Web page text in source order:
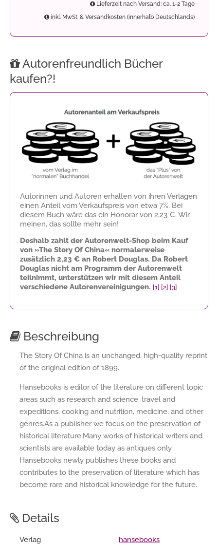
Lieferzeit nach Versand: ca. 1-2 Tage
inkl. MwSt. & Versandkosten (innerhalb Deutschlands)
Autorenfreundlich Bücher
kaufen?!
Autorinnen und Autoren erhalten von ihren Verlagen
einen Anteil vom Verkaufspreis von etwa 7%. Bei
diesem Buch wäre das ein Honorar von 2,23 €. Wir
meinen, das sollte mehr sein!
Deshalb zahlt der Autorenwelt-Shop beim Kauf
von »The Story Of China« normalerweise
zusätzlich 2,23 € an Robert Douglas. Da Robert
Douglas nicht am Programm der Autorenwelt
teilnimmt, unterstützen wir mit diesem Anteil
verschiedene Autorenvereinigungen. [1] [2] [3]
Beschreibung
The Story Of China is an unchanged, high-quality reprint
of the original edition of 1899.
Hansebooks is editor of the literature on different topic
areas such as research and science, travel and
expeditions, cooking and nutrition, medicine, and other
genres.As a publisher we focus on the preservation of
historical literature.Many works of historical writers and
scientists are available today as antiques only.
Hansebooks newly publishes these books and
contributes to the preservation of literature which has
become rare and historical knowledge for the future.
Details
Verlag hansebooks